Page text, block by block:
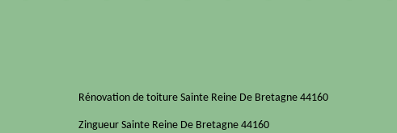
Rénovation de toiture Sainte Reine De Bretagne 44160
Zingueur Sainte Reine De Bretagne 44160